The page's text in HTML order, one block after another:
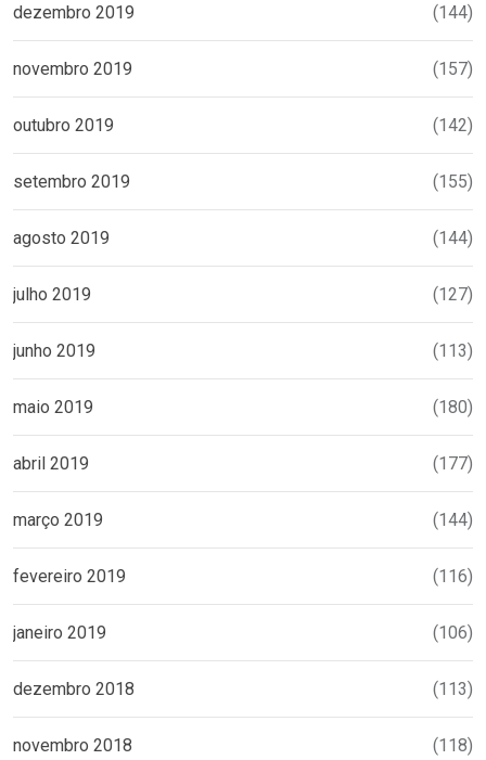
dezembro 2019 (144)
novembro 2019 (157)
outubro 2019 (142)
setembro 2019 (155)
agosto 2019 (144)
julho 2019 (127)
junho 2019 (113)
maio 2019 (180)
abril 2019 (177)
março 2019 (144)
fevereiro 2019 (116)
janeiro 2019 (106)
dezembro 2018 (113)
novembro 2018 (118)